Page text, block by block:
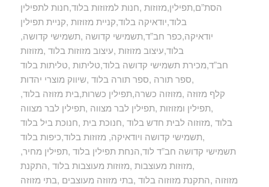
הסת”ם,תפילין,מזוזות ,חנות למזוזות בלוד,חנות לתפילין
בלוד,יודאיקה בלוד,קניית מזוזות ,קניית תפילין
,יודאיקה,כפר חב”ד,תשמישי קדושה ,תשמישי קדושה
בלוד,עיצוב מזוזות ,עיצוב מזוזות בלוד ,מזוזות
חב”ד,מכירת תשמישי קדושה בלוד,טליתות ,טליתות בלוד
,ספר תורה ,ספר תורה בלוד ,שיווק מוצרי יהדות
,קלף מזוזה ,מזוזוה כשרה,תפילין כשרות,בית מזוזה בלוד
,תפילין ומזוזות ,תפילין לבר מצווה ,תפילין לבר מצווה
בלוד ,מזוזוה לבית חדש בלוד ,חנוכת בית ,חנוכת ביל בלוד
,תשמישי קדושה ויודאיקה, מזוזות בלוד,כיפות בלוד
,תשמישי קדושה חב”ד לוד,הנחת תפילין בלוד ,תפילין מחיר
,מזוזות מעוצבות ,מזוזות מעוצבות בלוד ,התקנת
מזוזוה ,התקנת מזוזוה בלוד ,בתי מזוזה מעוצבים ,בתי מזוזה